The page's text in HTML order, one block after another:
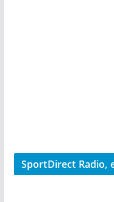
SportDirect Radio,